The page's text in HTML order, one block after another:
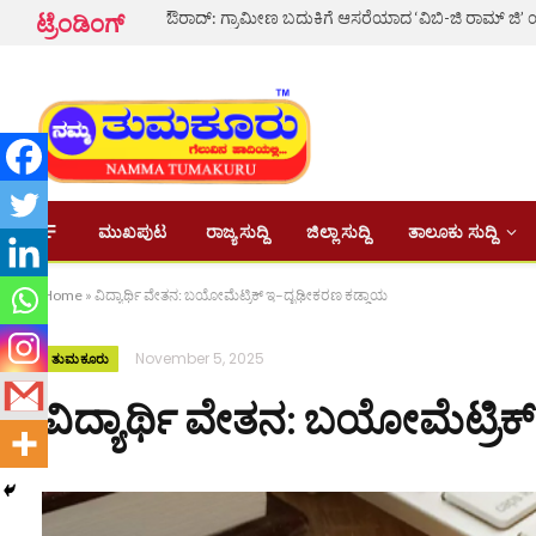
ಟ್ರೆಂಡಿಂಗ್
ಮುಖಪುಟ ರಾಜ್ಯ ಸುದ್ದಿ ಜಿಲ್ಲಾ ಸುದ್ದಿ ತಾಲೂಕು ಸುದ್ದಿ
Home » ವಿದ್ಯಾರ್ಥಿ ವೇತನ: ಬಯೋಮೆಟ್ರಿಕ್ ಇ–ದೃಢೀಕರಣ ಕಡ್ಡಾಯ
ತುಮಕೂರು November 5, 2025
ವಿದ್ಯಾರ್ಥಿ ವೇತನ: ಬಯೋಮೆಟ್ರಿಕ್